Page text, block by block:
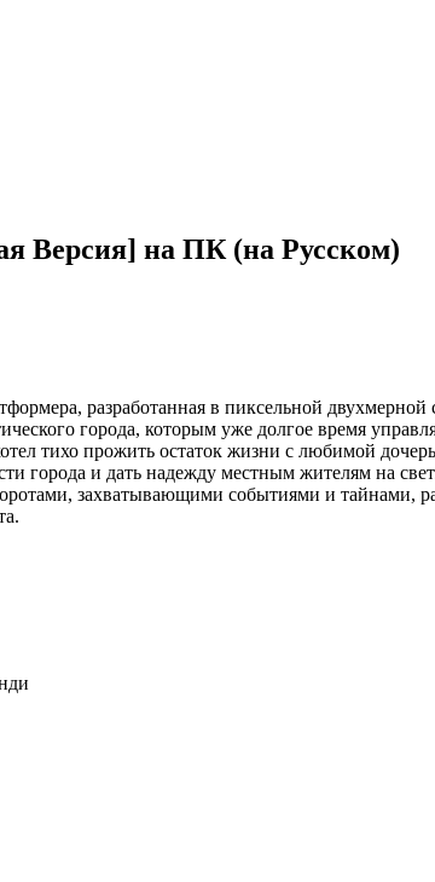
Версия] на ПК (на Русском)
разработанная в пиксельной
города, которым уже долгое время
тихо прожить остаток жизни с любимой
города и дать надежду местным жителям на
захватывающими событиями и тайнами,